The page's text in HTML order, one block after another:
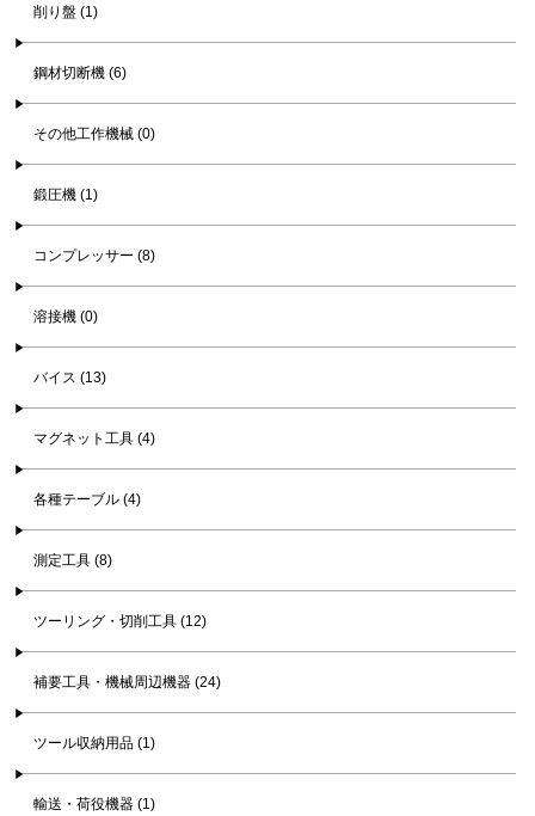
削り盤 (1)
鋼材切断機 (6)
その他工作機械 (0)
鍛圧機 (1)
コンプレッサー (8)
溶接機 (0)
バイス (13)
マグネット工具 (4)
各種テーブル (4)
測定工具 (8)
ツーリング・切削工具 (12)
補要工具・機械周辺機器 (24)
ツール収納用品 (1)
輸送・荷役機器 (1)